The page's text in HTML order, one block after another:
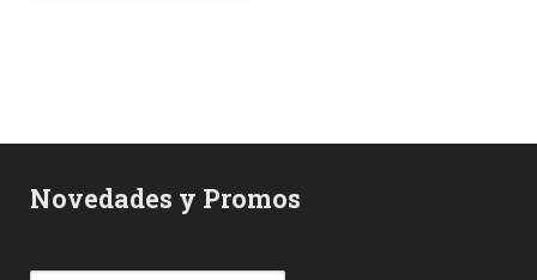
Novedades y Promos